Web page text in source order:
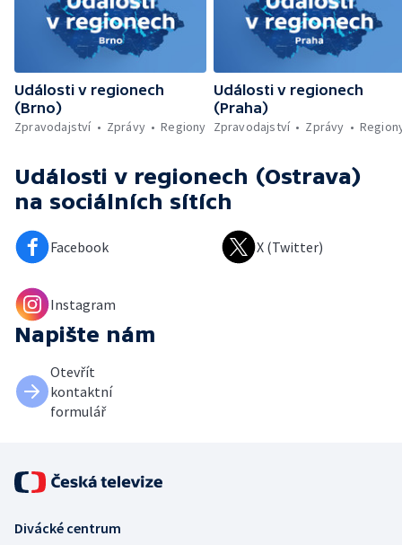
Události v regionech
(Brno)
Zpravodajství
Zprávy Regiony
Události v regionech
(Praha)
Zpravodajství
Zprávy
Události v regionech (Ostrava)
na sociálních sítích
Facebook X (Twitter)
Instagram
Napište nám
Otevřít
kontaktní
formulář
Divácké centrum